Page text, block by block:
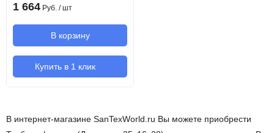
1 664 Руб. / шт
В корзину
Купить в 1 клик
В интернет-магазине SanTexWorld.ru Вы можете приобрести